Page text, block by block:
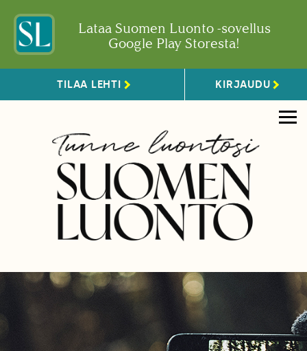
Lataa Suomen Luonto -sovellus
Google Play Storesta!
TILAA LEHTI KIRJAUDU